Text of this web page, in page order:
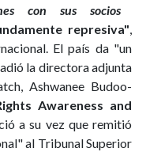
con sus socios
represiva",
El país da "un
la directora adjunta
Ashwanee Budoo-
Awareness and
a su vez que remitió
al Tribunal Superior